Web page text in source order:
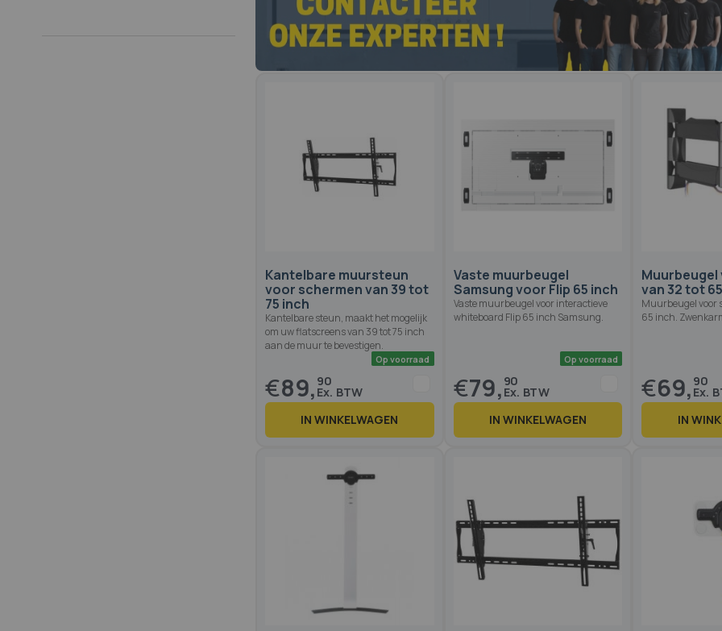
Kantelbare muursteun
voor schermen van 39 tot
75 inch
Kantelbare steun, maakt het mogelijk
om uw flatscreens van 39 tot 75 inch
aan de muur te bevestigen.
Op voorraad
€89, 90
IN WINKELWAGEN
Vaste muurbeugel
Samsung voor Flip 65 inch
Vaste muurbeugel voor interactieve
whiteboard Flip 65 inch Samsung.
€79, 90
IN WINKELWAGEN
van 32 tot
Muurbeugel voor
65 inch.
€69, 90
IN